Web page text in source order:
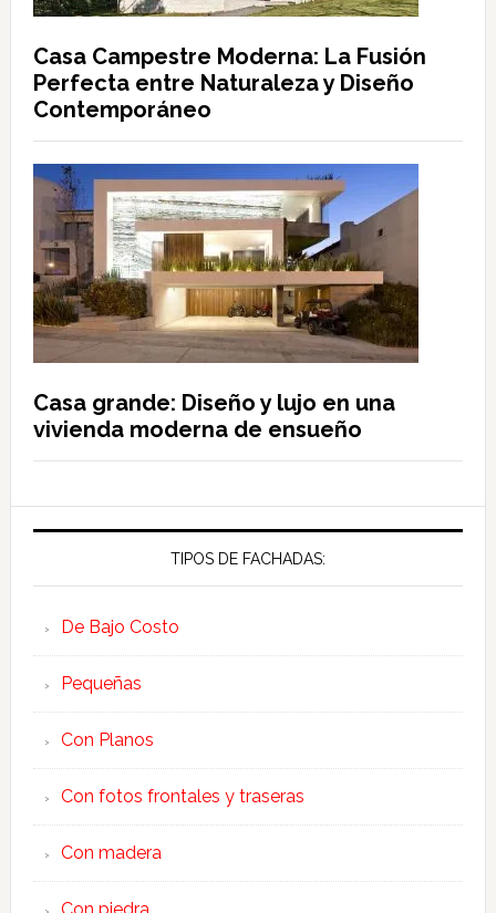
Casa Campestre Moderna: La Fusión
Perfecta entre Naturaleza y Diseño
Contemporáneo
Casa grande: Diseño y lujo en una
vivienda moderna de ensueño
TIPOS DE FACHADAS:
De Bajo Costo
Pequeñas
Con Planos
Con fotos frontales y traseras
Con madera